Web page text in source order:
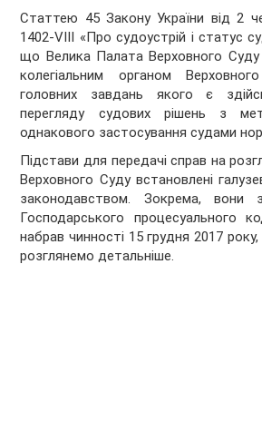
Статтею 45 Закону України від 2
1402-VIII «Про судоустрій і статус
що Велика Палата Верховного Суду
колегіальним органом
головних завдань якого є
перегляду судових рішень з
однакового застосування судами
Підстави для передачі справ на
Верховного Суду встановлені
законодавством. Зокрема, вони
Господарського процесуального
набрав чинності 15 грудня 2017
розглянемо детальніше.